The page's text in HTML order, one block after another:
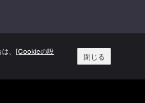
、 [Cookieの設
閉じる